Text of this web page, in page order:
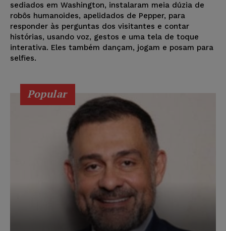
sediados em Washington, instalaram meia dúzia de
robôs humanoides, apelidados de Pepper, para
responder às perguntas dos visitantes e contar
histórias, usando voz, gestos e uma tela de toque
interativa. Eles também dançam, jogam e posam para
selfies.
Popular